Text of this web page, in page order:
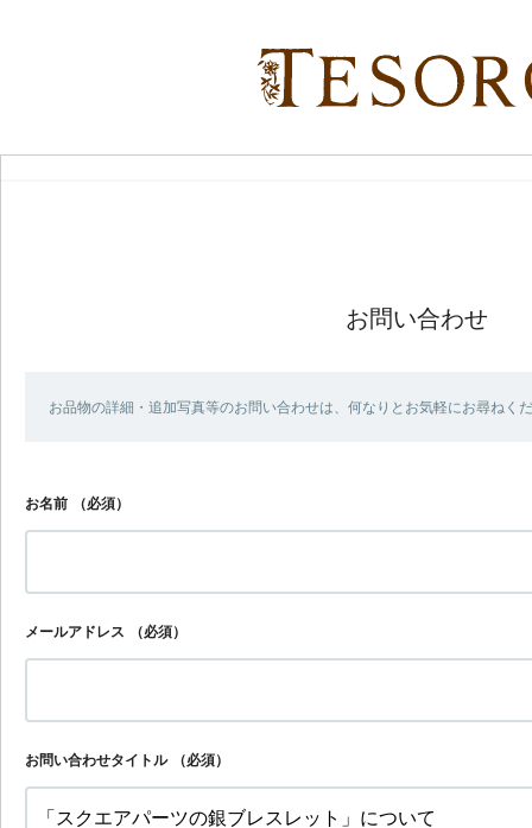
お問い合わせ
お品物の詳細・追加写真等のお問い合わせは、何なりとお気軽にお尋ねく
お名前 （必須）
メールアドレス （必須）
お問い合わせタイトル （必須）